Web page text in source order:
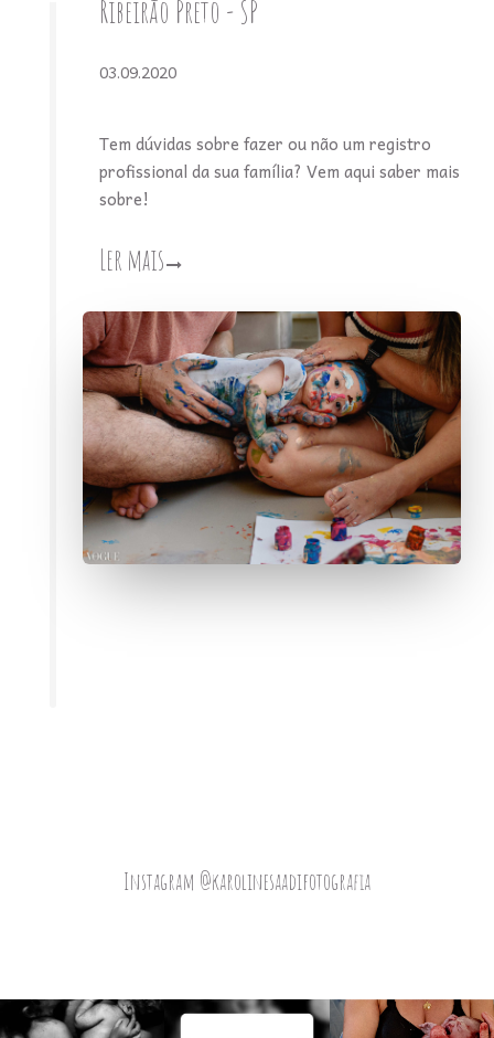
Ribeirão Preto - SP
03.09.2020
Tem dúvidas sobre fazer ou não um registro
profissional da sua família? Vem aqui saber mais
sobre!
Ler mais
Instagram @karolinesaadifotografia